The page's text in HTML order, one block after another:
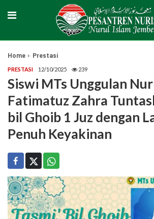
Home Prestasi
PRESTASI 12/10/2025 239
Siswi MTs Unggulan
Fatimatuz Zahra
bil Ghoib 1 Juz dengan
Penuh Keyakinan